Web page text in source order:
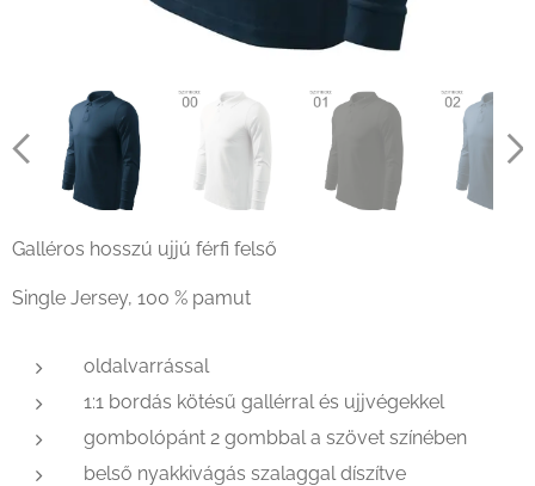
Galléros hosszú ujjú férfi felső
Single Jersey, 100 % pamut
oldalvarrással
1:1 bordás kötésű gallérral és ujjvégekkel
gombolópánt 2 gombbal a szövet színében
belső nyakkivágás szalaggal díszítve